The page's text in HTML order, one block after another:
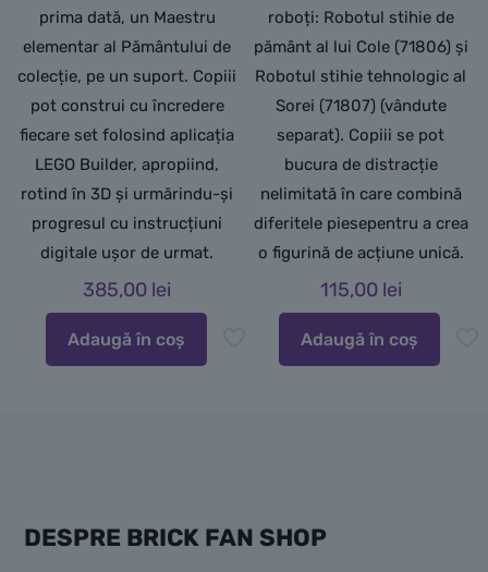
prima dată, un Maestru
elementar al Pământului de
colecție, pe un suport. Copiii
pot construi cu încredere
fiecare set folosind aplicația
LEGO Builder, apropiind,
rotind în 3D și urmărindu-și
progresul cu instrucțiuni
digitale ușor de urmat.
385,00 lei
Adaugă în coș
roboți: Robotul stihie de
pământ al lui Cole (71806) și
Robotul stihie tehnologic al
Sorei (71807) (vândute
separat). Copiii se pot
bucura de distracție
nelimitată în care combină
diferitele piesepentru a crea
o figurină de acțiune unică.
115,00 lei
Adaugă în coș
DESPRE BRICK FAN SHOP